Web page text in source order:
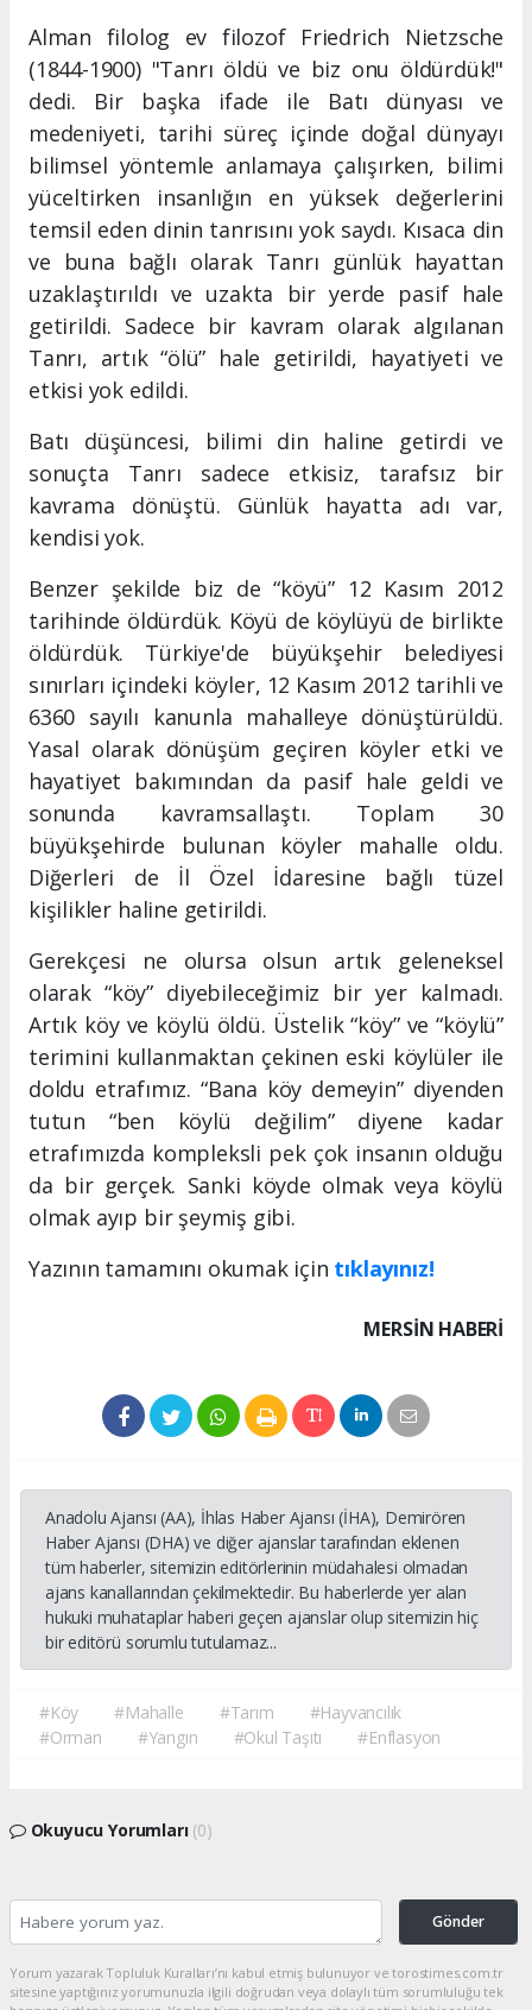
Alman filolog ev filozof Friedrich Nietzsche
(1844-1900) "Tanrı öldü ve biz onu öldürdük!"
dedi. Bir başka ifade ile Batı dünyası ve
medeniyeti, tarihi süreç içinde doğal dünyayı
bilimsel yöntemle anlamaya çalışırken, bilimi
yüceltirken insanlığın en yüksek değerlerini
temsil eden dinin tanrısını yok saydı. Kısaca din
ve buna bağlı olarak Tanrı günlük hayattan
uzaklaştırıldı ve uzakta bir yerde pasif hale
getirildi. Sadece bir kavram olarak algılanan
Tanrı, artık “ölü” hale getirildi, hayatiyeti ve
etkisi yok edildi.
Batı düşüncesi, bilimi din haline getirdi ve
sonuçta Tanrı sadece etkisiz, tarafsız bir
kavrama dönüştü. Günlük hayatta adı var,
kendisi yok.
Benzer şekilde biz de “köyü” 12 Kasım 2012
tarihinde öldürdük. Köyü de köylüyü de birlikte
öldürdük. Türkiye'de büyükşehir belediyesi
sınırları içindeki köyler, 12 Kasım 2012 tarihli ve
6360 sayılı kanunla mahalleye dönüştürüldü.
Yasal olarak dönüşüm geçiren köyler etki ve
hayatiyet bakımından da pasif hale geldi ve
sonunda kavramsallaştı. Toplam 30
büyükşehirde bulunan köyler mahalle oldu.
Diğerleri de İl Özel İdaresine bağlı tüzel
kişilikler haline getirildi.
Gerekçesi ne olursa olsun artık geleneksel
olarak “köy” diyebileceğimiz bir yer kalmadı.
Artık köy ve köylü öldü. Üstelik “köy” ve “köylü”
terimini kullanmaktan çekinen eski köylüler ile
doldu etrafımız. “Bana köy demeyin” diyenden
tutun “ben köylü değilim” diyene kadar
etrafımızda kompleksli pek çok insanın olduğu
da bir gerçek. Sanki köyde olmak veya köylü
olmak ayıp bir şeymiş gibi.
Yazının tamamını okumak için tıklayınız!
MERSIN HABERİ
Anadolu Ajansı (AA), İhlas Haber Ajansı (İHA), Demirören
Haber Ajansı (DHA) ve diğer ajanslar tarafından eklenen
tüm haberler, sitemizin editörlerinin müdahalesi olmadan
ajans kanallarından çekilmektedir. Bu haberlerde yer alan
hukuki muhataplar haberi geçen ajanslar olup sitemizin hiç
bir editörü sorumlu tutulamaz...
#Köy #Mahalle #Tarım
#Hayvancılık
#Orman
#Yangın #Okul Taşıtı #Enflasyon
Okuyucu Yorumları (0)
Gönder
Yorum yazarak Topluluk Kuralları’nı kabul etmiş bulunuyor ve torostimes.com.tr
sitesine yaptığınız yorumunuzla ilgili doğrudan veya dolaylı tüm sorumluluğu tek